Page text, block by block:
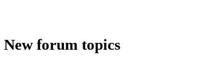
New forum topics